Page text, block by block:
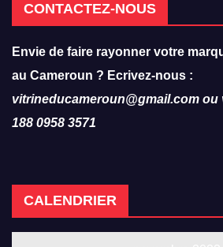
CONTACTEZ-NOUS
Envie de faire rayonner votre
au Cameroun ? Ecrivez-nous :
vitrineducameroun@gmail.com ou
188 0958 3571
CALENDRIER